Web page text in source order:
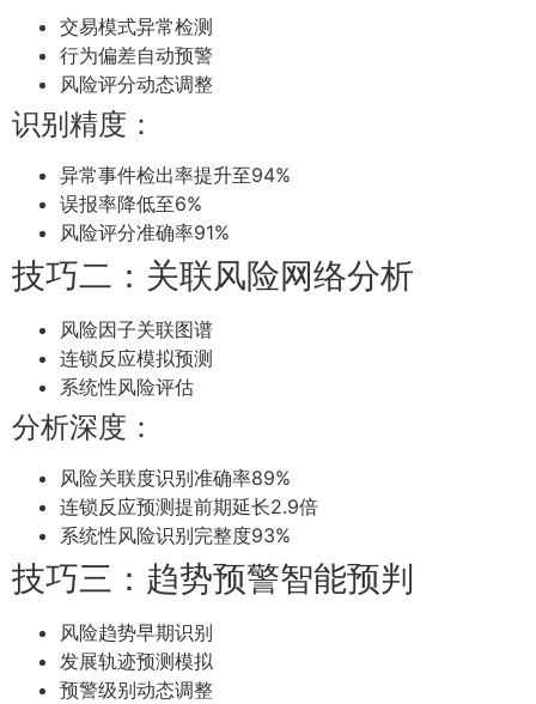
交易模式异常检测
行为偏差自动预警
风险评分动态调整
识别精度：
异常事件检出率提升至94%
误报率降低至6%
风险评分准确率91%
技巧二：关联风险网络分析
风险因子关联图谱
连锁反应模拟预测
系统性风险评估
分析深度：
风险关联度识别准确率89%
连锁反应预测提前期延长2.9倍
系统性风险识别完整度93%
技巧三：趋势预警智能预判
风险趋势早期识别
发展轨迹预测模拟
预警级别动态调整